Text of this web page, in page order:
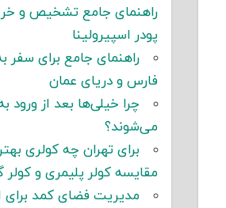
راهنمای جامع تشخیص و
پودر اسپیرولینا
راهنمای جامع برای سفر
فارس و دریای عمان
چرا خیلی‌ها بعد از ورود
می‌شوند؟
برای تهران چه کولری
مقایسه کولر پلیمری و کولر
مدیریت فضای کمد برای